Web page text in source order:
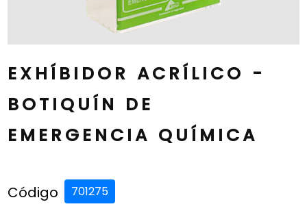
EXHÍBIDOR ACRÍLICO -
BOTIQUÍN DE
EMERGENCIA QUÍMICA
Código 701275